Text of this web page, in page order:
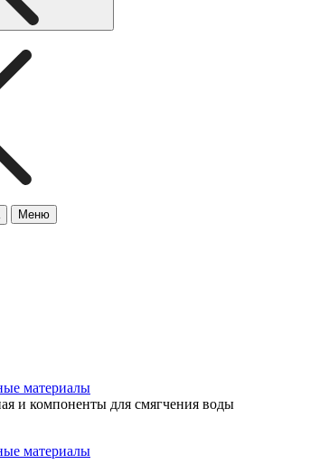
Меню
материалы
и компоненты для смягчения воды
материалы